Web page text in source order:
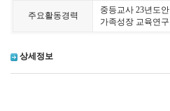
주요활동경력
중등교사 23년도
가족성장 교육연
상세정보